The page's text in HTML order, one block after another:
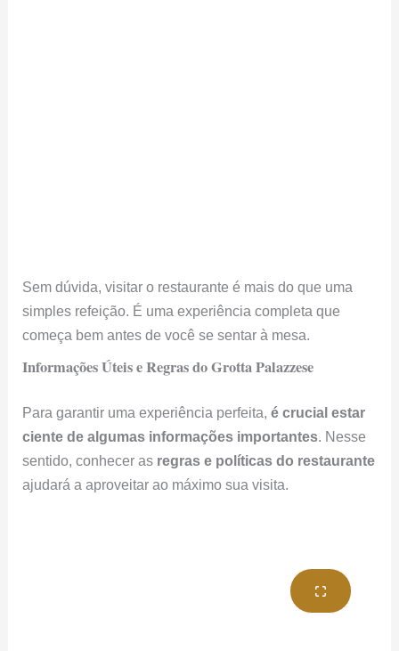
Para garantir uma experiência perfeita,
é crucial estar
ciente de algumas informações importantes
sentido, conhecer as
regras e políticas do restaurante
Grotta Palazzese / Fonte da imagem: @kellymlacy
Reservas e Horários
gastronômica respeita um tempo limite de duas
, com várias opções de horário disponíveis.